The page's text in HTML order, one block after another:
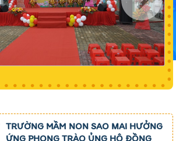
TRƯỜNG MẦM NON SAO MAI HƯỞNG
ỨNG PHONG TRÀO ỦNG HỘ ĐỒNG